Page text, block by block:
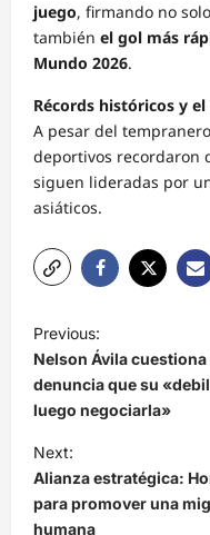
juego, firmando no
también el gol más
Mundo 2026.
Récords históricos y
A pesar del
deportivos recordaron
siguen lideradas por
asiáticos.
N
a
v
e
g
a
c
Previous:
Nelson Ávila
denuncia que su
luego negociarla»
Next:
Alianza estratégica:
para promover una
humana